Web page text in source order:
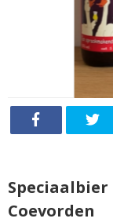
Coevorden